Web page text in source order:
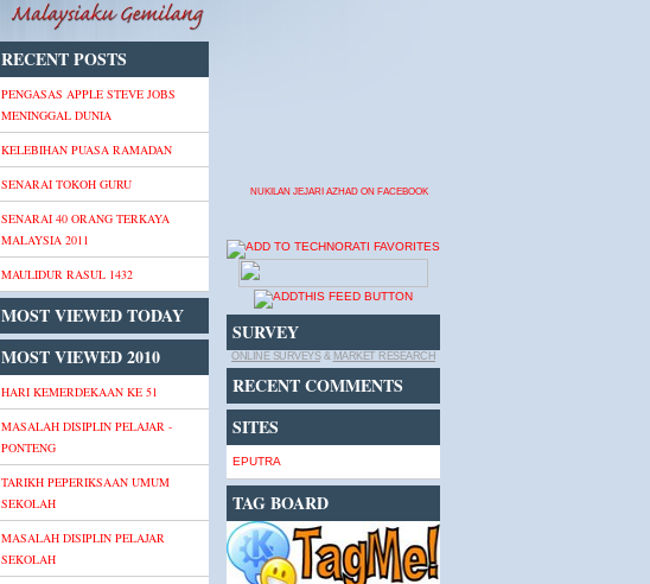
RECENT POSTS
PENGASAS APPLE STEVE JOBS
MENINGGAL DUNIA
KELEBIHAN PUASA RAMADAN
SENARAI TOKOH GURU
SENARAI 40 ORANG TERKAYA
MALAYSIA 2011
MAULIDUR RASUL 1432
MOST VIEWED TODAY
MOST VIEWED 2010
HARI KEMERDEKAAN KE 51
MASALAH DISIPLIN PELAJAR -
PONTENG
TARIKH PEPERIKSAAN UMUM
SEKOLAH
MASALAH DISIPLIN PELAJAR
SEKOLAH
NUKILAN JEJARI AZHAD ON FACEBOOK
SURVEY
ONLINE SURVEYS& MARKET RESEARCH
RECENT COMMENTS
SITES
EPUTRA
TAG BOARD